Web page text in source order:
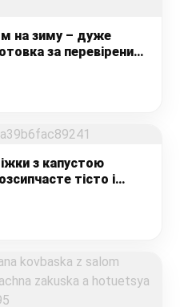
на зиму – дуже
за перевіреним
з капустою
тісто і
свіжою капустою